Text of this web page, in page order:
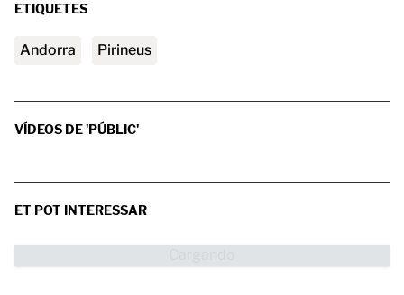
ETIQUETES
andorra Pirineus
VÍDEOS DE 'PÚBLIC'
ET POT INTERESSAR